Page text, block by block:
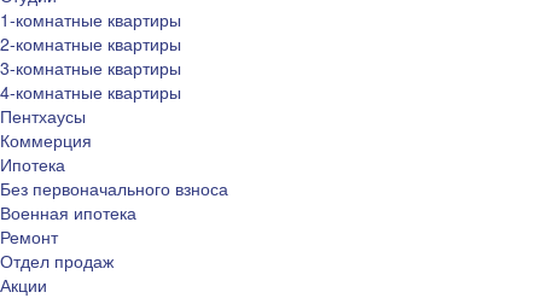
1-комнатные квартиры
2-комнатные квартиры
3-комнатные квартиры
4-комнатные квартиры
Пентхаусы
Коммерция
Ипотека
Без первоначального взноса
Военная ипотека
Ремонт
Отдел продаж
Акции